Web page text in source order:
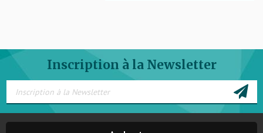
Inscription à la Newsletter